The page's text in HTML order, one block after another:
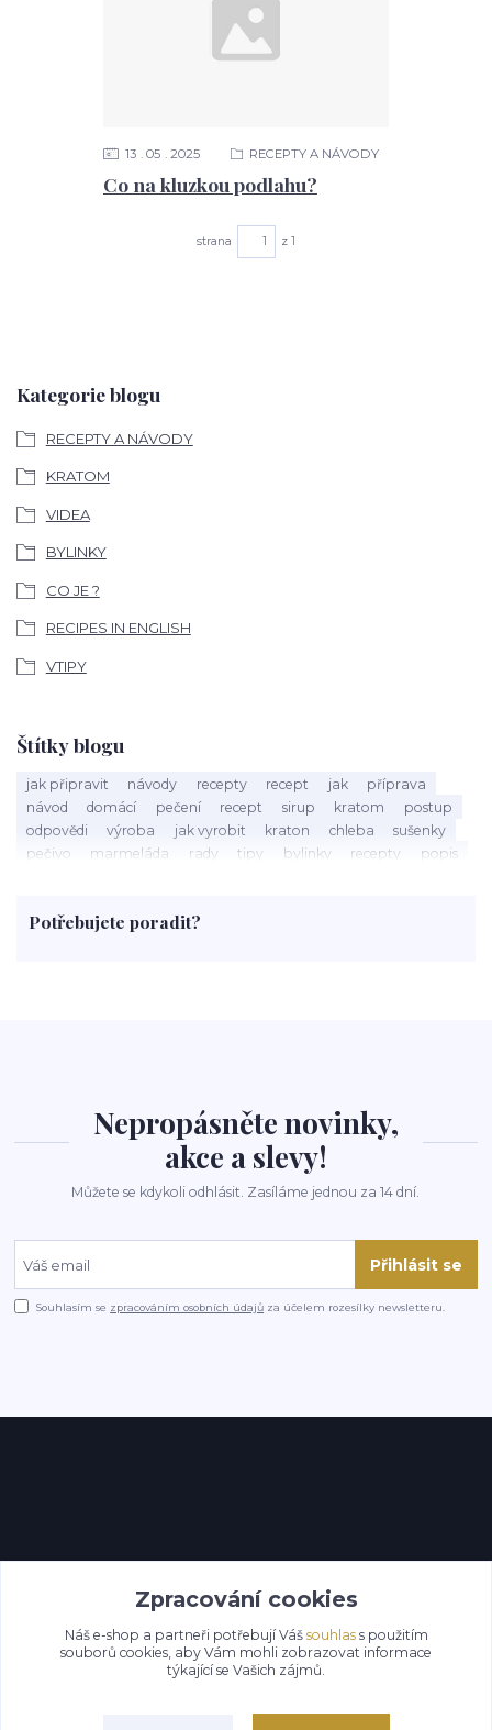
Kategorie blogu
RECEPTY A NÁVODY
KRATOM
VIDEA
BYLINKY
CO JE ?
RECIPES IN ENGLISH
VTIPY
Štítky blogu
jak připravit návody recepty recept jak
příprava
návod
domácí pečení recept sirup kratom
postup
odpovědi
výroba jak vyrobit kraton chleba
sušenky
pečivo
marmeláda rady tipy bylinky recepty
popis
rohlíky
grilování čaj
Potřebujete poradit?
Co na kluzkou podlahu?
13 05 2025 RECEPTY A NÁVODY
strana z 1
Nepropásněte novinky,
akce a slevy!
Můžete se kdykoli odhlásit. Zasíláme jednou za 14 dní.
Přihlásit se
Souhlasím se zpracováním osobních údajů za účelem rozesílky newsletteru.
Zpracování cookies
Náš e-shop a partneři potřebují Váš souhlass použitím
souborů cookies, aby Vám mohli zobrazovat informace
týkající se Vašich zájmů.